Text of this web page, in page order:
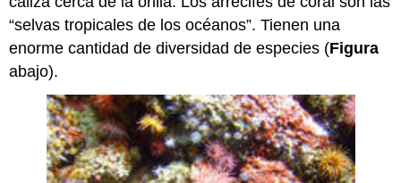
“selvas tropicales de los océanos”. Tienen una
enorme cantidad de diversidad de especies (Figura
abajo).